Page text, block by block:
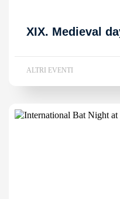
XIX. Medieval
ALTRI EVENTI